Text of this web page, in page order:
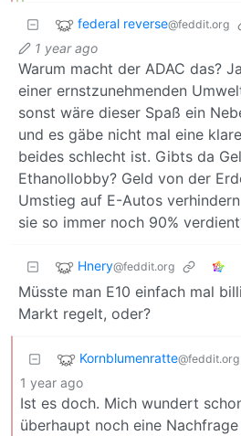
federal reverse@feddit.org
1 year ago
Warum macht der ADAC das?
einer ernstzunehmenden
sonst wäre dieser Spaß ein
und es gäbe nicht mal eine
beides schlecht ist. Gibts da
Ethanollobby? Geld von der
Umstieg auf E-Autos
sie so immer noch 90%
Hnery@feddit.org
Müsste man E10 einfach mal
Markt regelt, oder?
Kornblumenratte@feddit.org
1 year ago
Ist es doch. Mich wundert
überhaupt noch eine